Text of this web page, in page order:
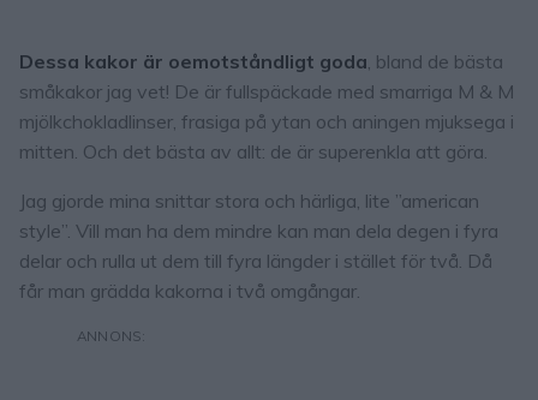
Dessa kakor är oemotståndligt goda, bland de bästa
småkakor jag vet! De är fullspäckade med smarriga M & M
mjölkchokladlinser, frasiga på ytan och aningen mjuksega i
mitten. Och det bästa av allt: de är superenkla att göra.
Jag gjorde mina snittar stora och härliga, lite ”american
style”. Vill man ha dem mindre kan man dela degen i fyra
delar och rulla ut dem till fyra längder i stället för två. Då
får man grädda kakorna i två omgångar.